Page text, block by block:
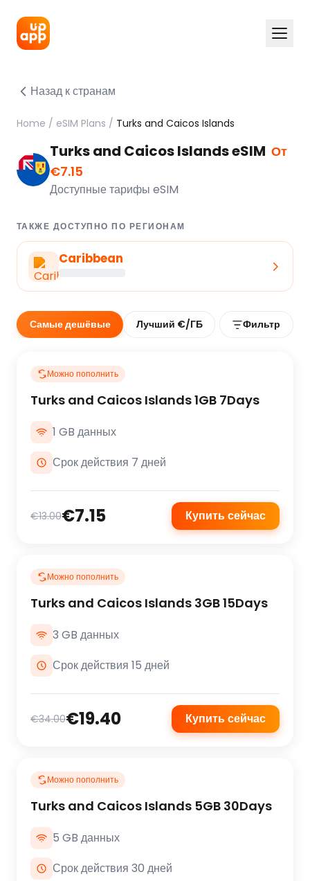
Назад к странам
Home / eSIM Plans / Turks and Caicos Islands
Turks and Caicos Islands eSIM От
€7.15
Доступные тарифы eSIM
ТАКЖЕ ДОСТУПНО ПО РЕГИОНАМ
Caribbean
Самые дешёвые Лучший €/ГБ Фильтр
Можно пополнить
Turks and Caicos Islands 1GB 7Days
1 GB данных
Срок действия 7 дней
€13.00€7.15 Купить сейчас
Можно пополнить
Turks and Caicos Islands 3GB 15Days
3 GB данных
Срок действия 15 дней
€34.00€19.40 Купить сейчас
Можно пополнить
Turks and Caicos Islands 5GB 30Days
5 GB данных
Срок действия 30 дней